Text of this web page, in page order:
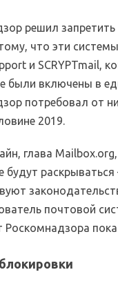
решил
что эти
и SCRYPTmail,
были включены в
потребовал от
2019.
глава
будут
почтовой
Роскомнадзора